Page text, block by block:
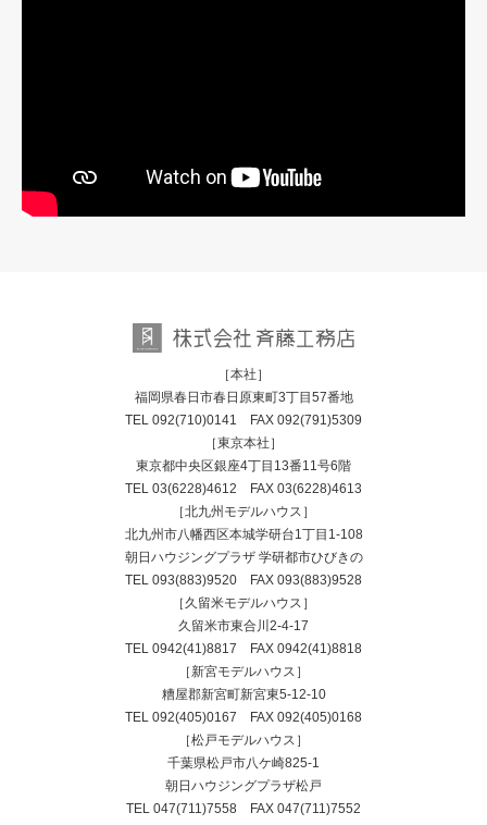
［本社］
福岡県春日市春日原東町3丁目57番地
TEL 092(710)0141 FAX 092(791)5309
［東京本社］
東京都中央区銀座4丁目13番11号6階
TEL 03(6228)4612 FAX 03(6228)4613
［北九州モデルハウス］
北九州市八幡西区本城学研台1丁目1-108
朝日ハウジングプラザ 学研都市ひびきの
TEL 093(883)9520 FAX 093(883)9528
［久留米モデルハウス］
久留米市東合川2-4-17
TEL 0942(41)8817 FAX 0942(41)8818
［新宮モデルハウス］
糟屋郡新宮町新宮東5-12-10
TEL 092(405)0167 FAX 092(405)0168
［松戸モデルハウス］
千葉県松戸市八ケ崎825-1
朝日ハウジングプラザ松戸
TEL 047(711)7558 FAX 047(711)7552